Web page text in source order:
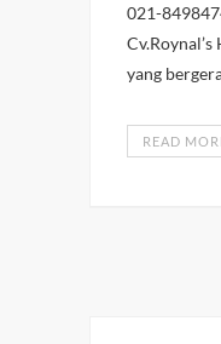
021-
yang
READ